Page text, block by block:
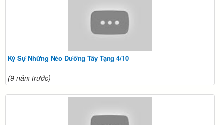
Ký Sự Những Nẻo Đường Tây Tạng 4/10
(9 năm trước)